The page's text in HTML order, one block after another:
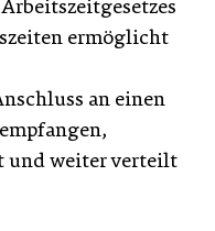
ermöglicht
an einen
und weiter verteilt